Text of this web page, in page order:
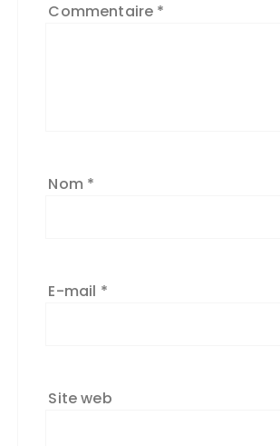
Commentaire *
Nom *
E-mail *
Site web